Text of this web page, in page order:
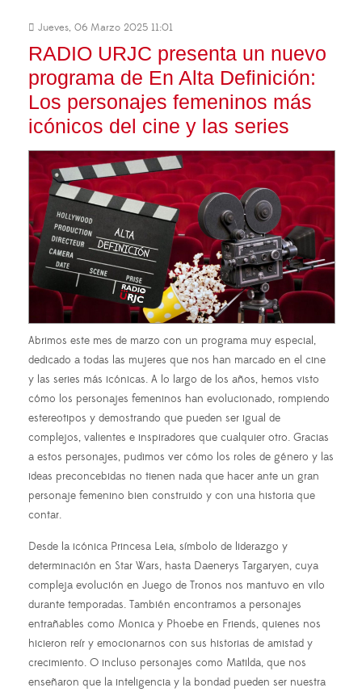
Jueves, 06 Marzo 2025 11:01
RADIO URJC presenta un nuevo
programa de En Alta Definición:
Los personajes femeninos más
icónicos del cine y las series
Abrimos este mes de marzo con un programa muy especial,
dedicado a todas las mujeres que nos han marcado en el cine
y las series más icónicas. A lo largo de los años, hemos visto
cómo los personajes femeninos han evolucionado, rompiendo
estereotipos y demostrando que pueden ser igual de
complejos, valientes e inspiradores que cualquier otro. Gracias
a estos personajes, pudimos ver cómo los roles de género y las
ideas preconcebidas no tienen nada que hacer ante un gran
personaje femenino bien construido y con una historia que
contar.
Desde la icónica Princesa Leia, símbolo de liderazgo y
determinación en Star Wars, hasta Daenerys Targaryen, cuya
compleja evolución en Juego de Tronos nos mantuvo en vilo
durante temporadas. También encontramos a personajes
entrañables como Monica y Phoebe en Friends, quienes nos
hicieron reír y emocionarnos con sus historias de amistad y
crecimiento. O incluso personajes como Matilda, que nos
enseñaron que la inteligencia y la bondad pueden ser nuestra